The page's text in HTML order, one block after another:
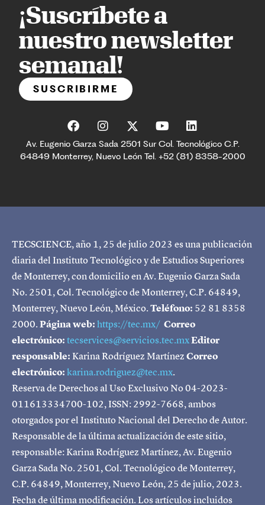
¡Suscríbete a
nuestro newsletter
semanal!
SUSCRIBIRME
Av. Eugenio Garza Sada 2501 Sur Col. Tecnológico C.P.
64849 Monterrey, Nuevo León Tel. +52 (81) 8358-2000
TECSCIENCE, año 1, 25 de julio 2023 es una publicación
diaria del Instituto Tecnológico y de Estudios Superiores
de Monterrey, con domicilio en Av. Eugenio Garza Sada
No. 2501, Col. Tecnológico de Monterrey, C.P. 64849,
Monterrey, Nuevo León, México.Teléfono: 52 81 8358
2000.Página web:https://tec.mx/ Correo
electrónico:tecservices@servicios.tec.mxEditor
responsable:Karina Rodríguez MartínezCorreo
electrónico:karina.rodriguez@tec.mx.
Reserva de Derechos al Uso Exclusivo No 04-2023-
011613334700-102, ISSN: 2992-7668, ambos
otorgados por el Instituto Nacional del Derecho de Autor.
Responsable de la última actualización de este sitio,
responsable: Karina Rodríguez Martínez, Av. Eugenio
Garza Sada No. 2501, Col. Tecnológico de Monterrey,
C.P. 64849, Monterrey, Nuevo León, 25 de julio, 2023.
Fecha de última modificación. Los artículos incluidos